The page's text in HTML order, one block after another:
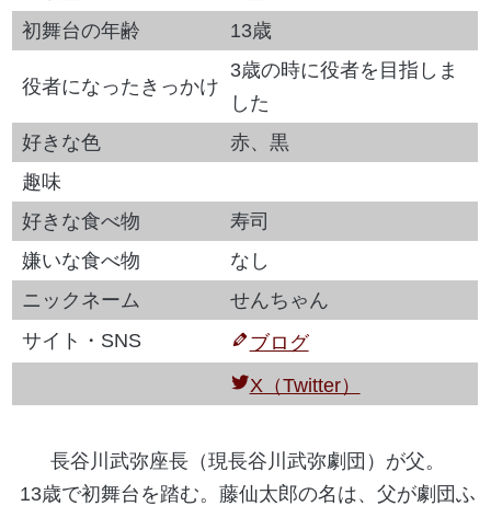
初舞台の年齢
13歳
役者になったきっかけ
3歳の時に役者を目指しま
した
好きな色
赤、黒
趣味
好きな食べ物
寿司
嫌いな食べ物
なし
ニックネーム
せんちゃん
サイト・SNS
ブログ
X（Twitter）
長谷川武弥座長（現長谷川武弥劇団）が父。
13歳で初舞台を踏む。藤仙太郎の名は、父が劇団ふ